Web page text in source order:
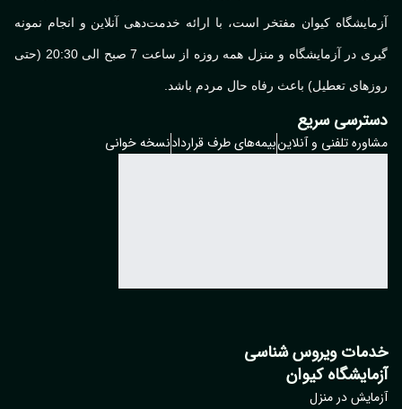
کیوان مفتخر است، با ارائه خدمت‌دهی آنلاین و انجام نمونه
گیری در آزمایشگاه و منزل همه روزه از ساعت 7 صبح الی 20:30 (حتی
تعطیل) باعث رفاه حال مردم باشد.
سریع
تلفنی و آنلاینبیمه‌های طرف قراردادنسخه خوانی
ویروس شناسی
کیوان
در منزل